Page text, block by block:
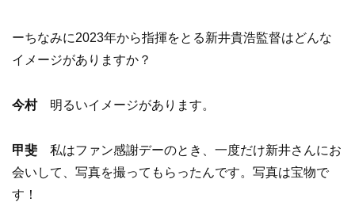
ーちなみに2023年から指揮をとる新井貴浩監督はどんな
イメージがありますか？
今村 明るいイメージがあります。
甲斐 私はファン感謝デーのとき、一度だけ新井さんにお
会いして、写真を撮ってもらったんです。写真は宝物で
す！